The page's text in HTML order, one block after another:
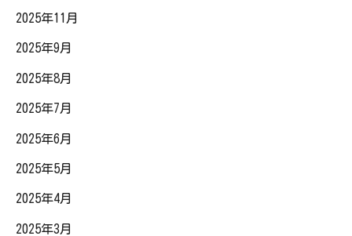
2025年11月
2025年9月
2025年8月
2025年7月
2025年6月
2025年5月
2025年4月
2025年3月